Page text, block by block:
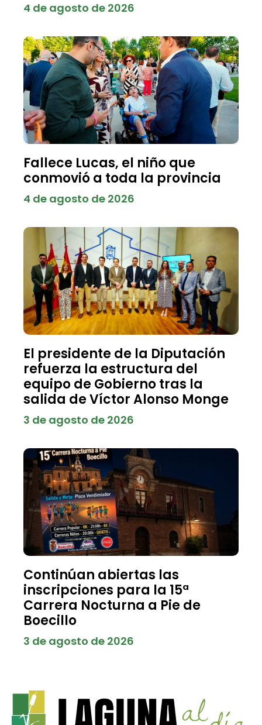
4 de agosto de 2026
Fallece Lucas, el niño que
conmovió a toda la provincia
4 de agosto de 2026
El presidente de la Diputación
refuerza la estructura del
equipo de Gobierno tras la
salida de Víctor Alonso Monge
3 de agosto de 2026
Continúan abiertas las
inscripciones para la 15ª
Carrera Nocturna a Pie de
Boecillo
3 de agosto de 2026